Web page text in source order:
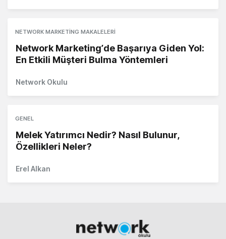
NETWORK MARKETING MAKALELERI
Network Marketing’de Başarıya Giden Yol:
En Etkili Müşteri Bulma Yöntemleri
Network Okulu
GENEL
Melek Yatırımcı Nedir? Nasıl Bulunur,
Özellikleri Neler?
Erel Alkan